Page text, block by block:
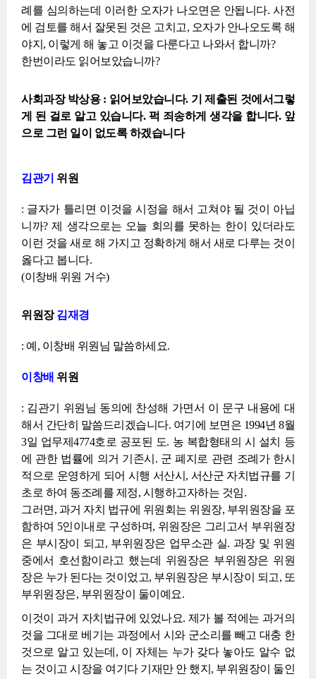
례를 심의하는데 이러한 오자가 나오면은 안됩니다. 사전
에 검토를 해서 잘못된 것은 고치고, 오자가 안나오도록 해
야지, 이렇게 해 놓고 이것을 다룬다고 나와서 합니까?
한번이라도 읽어보았습니까?
사회과장 박상용 : 읽어보았습니다. 기 제출된 것에서그렇
게 된 걸로 알고 있습니다. 퍽 죄송하게 생각을 합니다. 앞
으로 그런 일이 없도록 하겠습니다
김관기 위원
: 글자가 틀리면 이것을 시정을 해서 고쳐야 될 것이 아닙
니까? 제 생각으로는 오늘 회의를 못하는 한이 있더라도
이런 것을 새로 해 가지고 정확하게 해서 새로 다루는 것이
옳다고 봅니다.
(이창배 위원 거수)
위원장김재경
: 예, 이창배 위원님 말씀하세요.
이창배 위원
: 김관기 위원님 동의에 찬성해 가면서 이 문구 내용에 대
해서 간단히 말씀드리겠습니다. 여기에 보면은 1994년 8월
3일 업무제4774호로 공포된 도. 농 복합형태의 시 설치 등
에 관한 법률에 의거 기존시. 군 폐지로 관련 조례가 한시
적으로 운영하게 되어 시행 서산시, 서산군 자치법규를 기
초로 하여 동조례를 제정, 시행하고자하는 것임.
그러면, 과거 자치 법규에 위원회는 위원장, 부위원장을 포
함하여 5인이내로 구성하며, 위원장은 그리고서 부위원장
은 부시장이 되고, 부위원장은 업무소관 실. 과장 및 위원
중에서 호선함이라고 했는데 위원장은 부위원장은 위원
장은 누가 된다는 것이었고, 부위원장은 부시장이 되고, 또
부위원장은, 부위원장이 둘이예요.
이것이 과거 자치법규에 있었나요. 제가 볼 적에는 과거의
것을 그대로 베기는 과정에서 시와 군소리를 빼고 대충 한
것으로 알고 있는데, 이 자체는 누가 갖다 놓아도 알수 없
는 것이고 시장을 여기다 기재만 안 했지, 부위원장이 둘인